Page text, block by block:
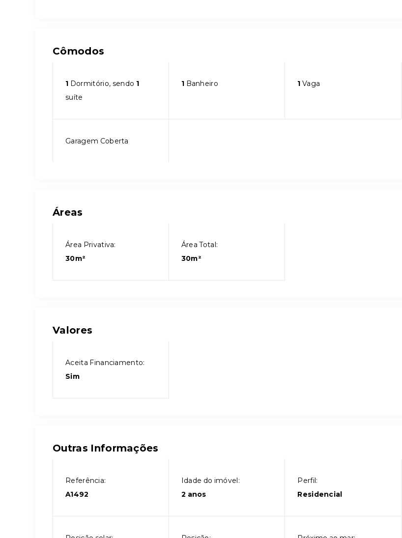
Cômodos
1 Dormitório, sendo 1
suíte
1Banheiro 1 Vaga
Garagem Coberta
Áreas
Área Privativa:
30m²
Área Total:
30m²
Valores
Aceita Financiamento:
Sim
Outras Informações
Referência:
A1492
Idade do imóvel:
2 anos
Perfil:
Residencial